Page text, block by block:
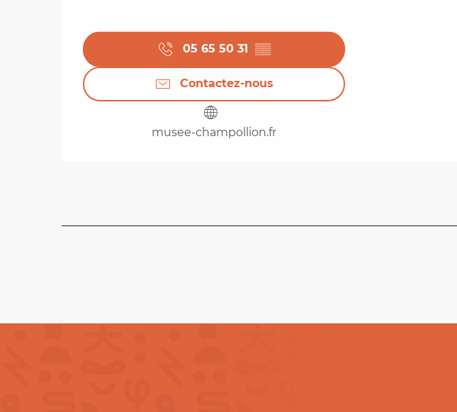
05 65 50 31 ▒▒
Contactez-nous
musee-champollion.fr